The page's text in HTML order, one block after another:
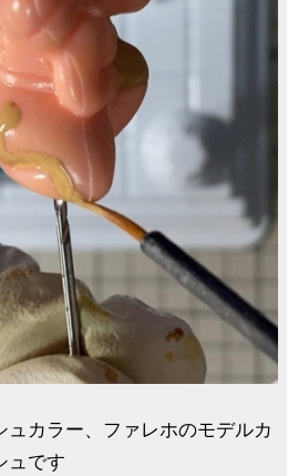
ュカラー、ファレホのモデルカ
ュです